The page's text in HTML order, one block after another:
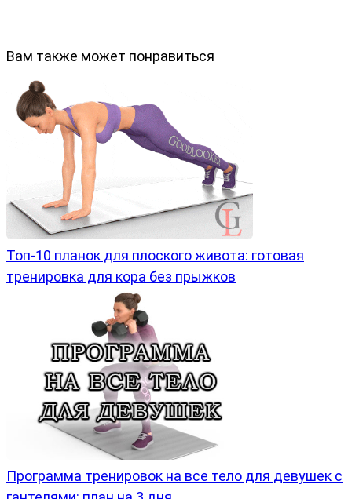
Вам также может понравиться
Топ-10 планок для плоского живота: готовая
тренировка для кора без прыжков
Программа тренировок на все тело для девушек с